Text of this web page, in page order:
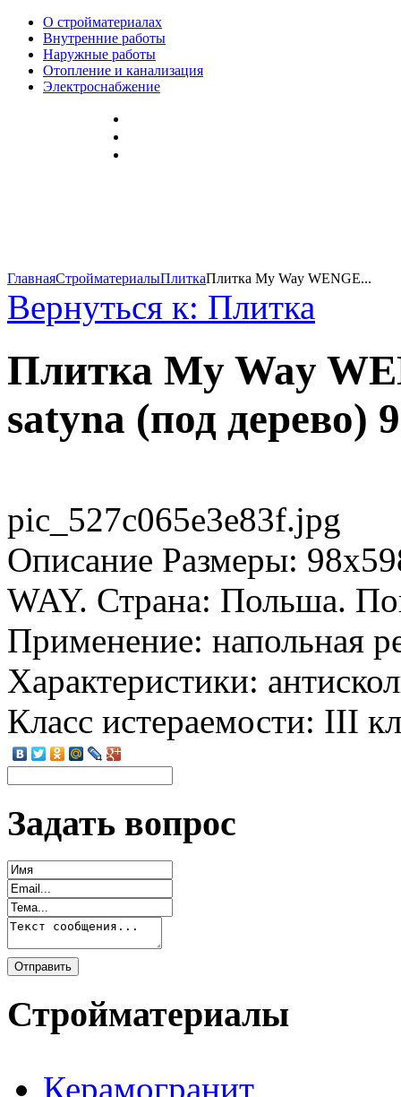
О стройматериалах
Внутренние работы
Наружные работы
Отопление и канализация
Электроснабжение
ГлавнаяСтройматериалыПлиткаПлитка My Way WENGE...
Вернуться к: Плитка
Плитка My Way
satyna (под дерево)
pic_527c065e3e83f.jpg
Описание Размеры:
WAY. Страна: Польша.
Применение: напольная
Характеристики:
Класс истераемости: III
Задать вопрос
Стройматериалы
Керамогранит